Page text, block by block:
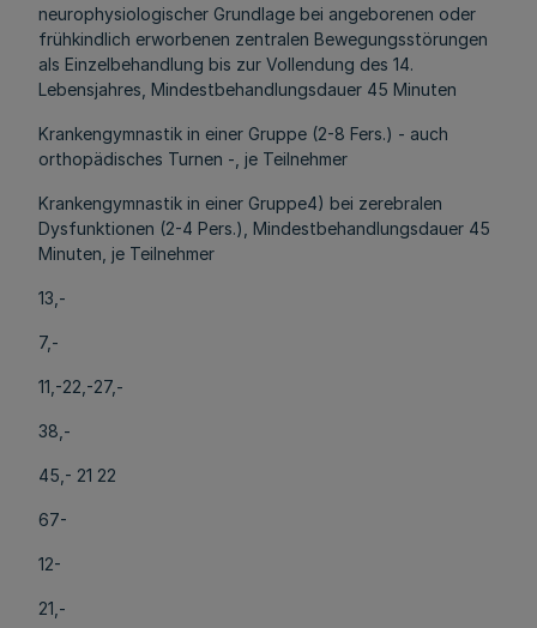
neurophysiologischer Grundlage bei angeborenen oder
frühkindlich erworbenen zentralen Bewegungsstörungen
als Einzelbehandlung bis zur Vollendung des 14.
Lebensjahres, Mindestbehandlungsdauer 45 Minuten
Krankengymnastik in einer Gruppe (2-8 Fers.) - auch
orthopädisches Turnen -, je Teilnehmer
Krankengymnastik in einer Gruppe4) bei zerebralen
Dysfunktionen (2-4 Pers.), Mindestbehandlungsdauer 45
Minuten, je Teilnehmer
13,-
7,-
11,-22,-27,-
38,-
45,- 21 22
67-
12-
21,-